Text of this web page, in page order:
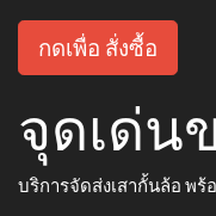
กดเพื่อ สั่งซื้อ
จุดเด่น
บริการจัดส่งเสากั้นล้อ พร้